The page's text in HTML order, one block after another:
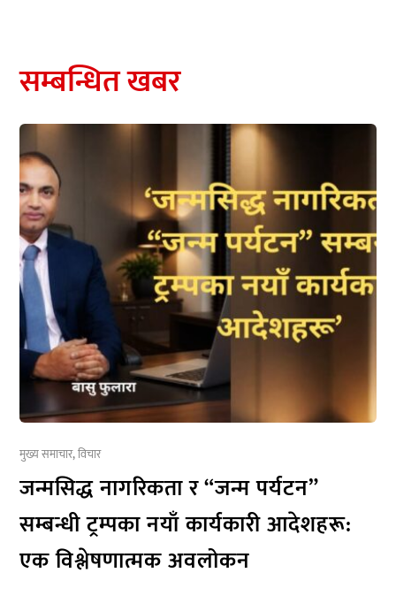
सम्बन्धित खबर
मुख्य समाचार,विचार
जन्मसिद्ध नागरिकता र “जन्म पर्यटन”
सम्बन्धी ट्रम्पका नयाँ कार्यकारी आदेशहरू:
एक विश्लेषणात्मक अवलोकन